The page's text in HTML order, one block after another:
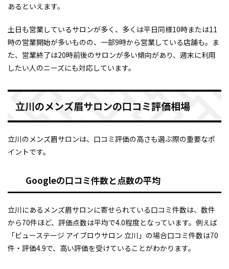
あるといえます。
土日も営業しているサロンが多く、多くは平日同様10時または11
時の営業開始が多いものの、一部9時から営業している店舗も。ま
た、営業終了は20時前後のサロンが多い傾向があり、週末に利用
したい人のニーズにも対応しています。
立川のメンズ眉サロンの口コミ評価相場
立川のメンズ眉サロンは、口コミ評価の高さも選ぶ際の重要なポ
イントです。
Googleの口コミ件数と点数の平均
立川にあるメンズ眉サロンに寄せられている口コミ件数は、数件
から70件ほど、評価点数は平均で4.0程度となっています。例えば
「ビューステージ アイブロウサロン 立川」の場合口コミ件数は70
件・評価4.9で、高い評価を受けていることがわかります。